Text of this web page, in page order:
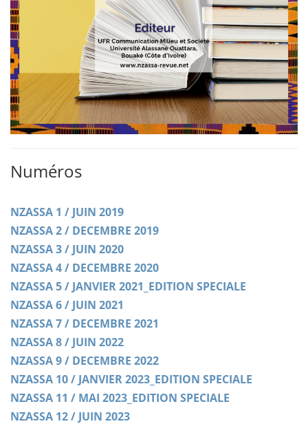
Numéros
NZASSA 1 / JUIN 2019
NZASSA 2 / DECEMBRE 2019
NZASSA 3 / JUIN 2020
NZASSA 4 / DECEMBRE 2020
NZASSA 5 / JANVIER 2021_EDITION SPECIALE
NZASSA 6 / JUIN 2021
NZASSA 7 / DECEMBRE 2021
NZASSA 8 / JUIN 2022
NZASSA 9 / DECEMBRE 2022
NZASSA 10 / JANVIER 2023_EDITION SPECIALE
NZASSA 11 / MAI 2023_EDITION SPECIALE
NZASSA 12 / JUIN 2023